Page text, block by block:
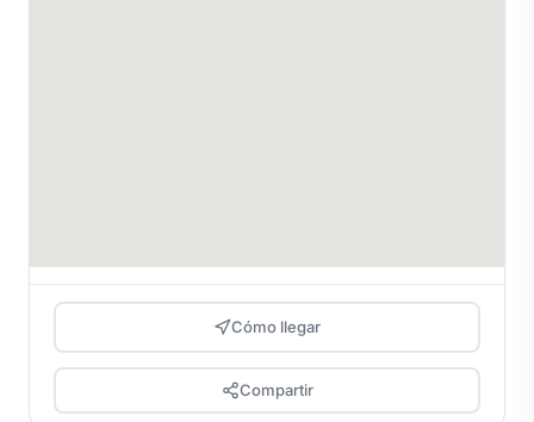
Cómo llegar
Compartir